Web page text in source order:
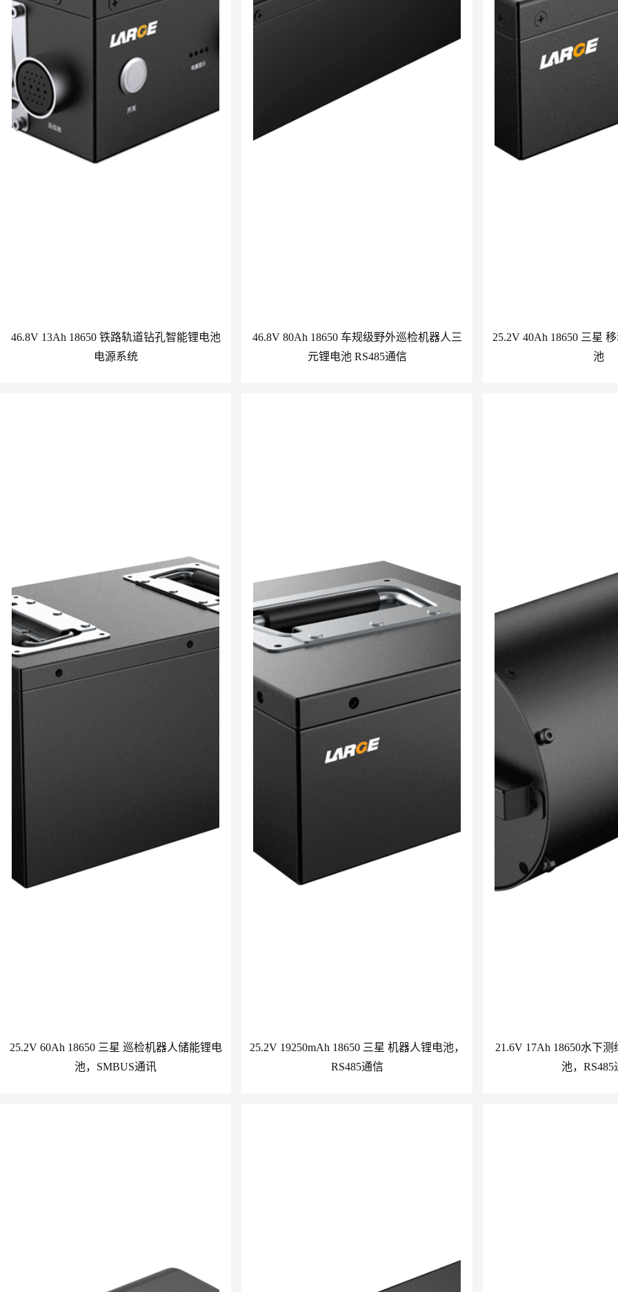
46.8V 13Ah 18650 铁路轨道钻孔智能锂电池
电源系统
46.8V 80Ah 18650 车规级野外巡检机器人三
元锂电池 RS485通信
25.2V 40Ah 18650 三星
池
25.2V 60Ah 18650 三星 巡检机器人储能锂电
池，SMBUS通讯
25.2V 19250mAh 18650 三星 机器人锂电池，
RS485通信
21.6V 17Ah 18650水下
池，RS485